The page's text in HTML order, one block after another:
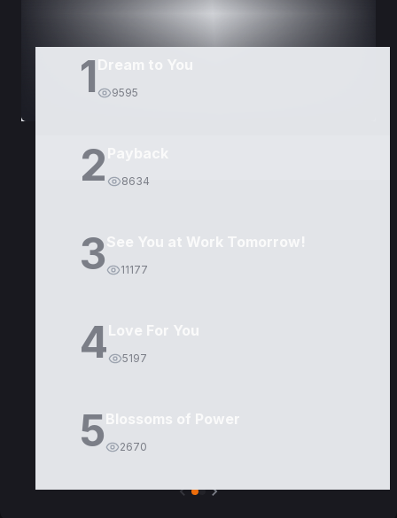
1 9595
2 8634
3See You at Work Tomorrow!
11177
4Love For You
5197
5Blossoms of Power
2670